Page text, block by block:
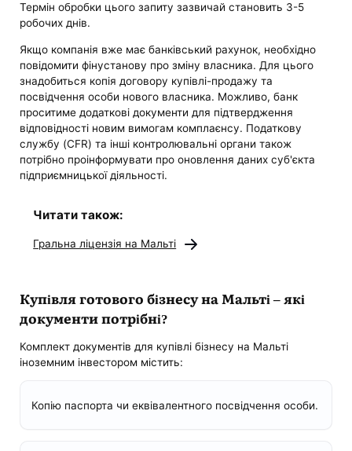
Термін обробки цього запиту зазвичай становить 3-5
робочих днів.
Якщо компанія вже має банківський рахунок, необхідно
повідомити фінустанову про зміну власника. Для цього
знадобиться копія договору купівлі-продажу та
посвідчення особи нового власника. Можливо, банк
проситиме додаткові документи для підтвердження
відповідності новим вимогам комплаєнсу. Податкову
службу (CFR) та інші контролювальні органи також
потрібно проінформувати про оновлення даних суб'єкта
підприємницької діяльності.
Читати також:
Гральна ліцензія на Мальті
Купівля готового бізнесу на Мальті – які
документи потрібні?
Комплект документів для купівлі бізнесу на Мальті
іноземним інвестором містить:
Копію паспорта чи еквівалентного посвідчення особи.